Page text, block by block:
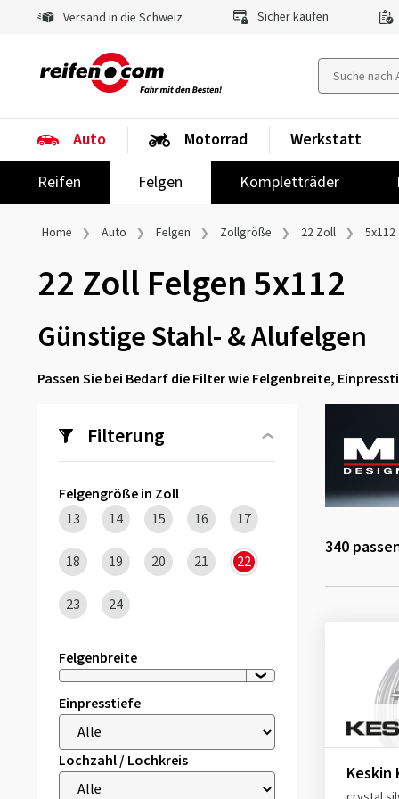
Versand in die Schweiz Sicher kaufen
Auto
Reifen
Felgen Kompletträder
Motorrad Werkstatt
Home Auto Felgen Zollgröße 22 Zoll 5x112
22 Zoll Felgen 5x112
Günstige Stahl- & Alufelgen
Passen Sie bei Bedarf die Filter wie Felgenbreite,
Filterung
Felgengröße in Zoll
13
14 15 16 17
18 19 20 21 22
23 24
Felgenbreite
Einpresstiefe
Lochzahl / Lochkreis
340
Keskin